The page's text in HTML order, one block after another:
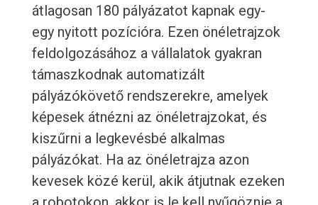
átlagosan 180 pályázatot kapnak egy-
egy nyitott pozícióra. Ezen önéletrajzok
feldolgozásához a vállalatok gyakran
támaszkodnak automatizált
pályázókövető rendszerekre, amelyek
képesek átnézni az önéletrajzokat, és
kiszűrni a legkevésbé alkalmas
pályázókat. Ha az önéletrajza azon
kevesek közé kerül, akik átjutnak ezeken